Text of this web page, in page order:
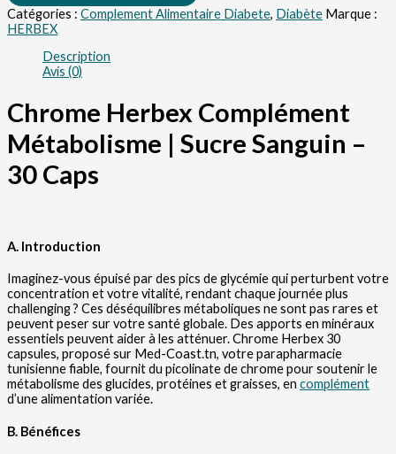
Catégories : Complement Alimentaire Diabete, Diabète Marque :
HERBEX
Description
Avis (0)
Chrome Herbex Complément
Métabolisme | Sucre Sanguin –
30 Caps
A. Introduction
Imaginez-vous épuisé par des pics de glycémie qui perturbent votre
concentration et votre vitalité, rendant chaque journée plus
challenging ? Ces déséquilibres métaboliques ne sont pas rares et
peuvent peser sur votre santé globale. Des apports en minéraux
essentiels peuvent aider à les atténuer. Chrome Herbex 30
capsules, proposé sur Med-Coast.tn, votre parapharmacie
tunisienne fiable, fournit du picolinate de chrome pour soutenir le
métabolisme des glucides, protéines et graisses, en complément
d’une alimentation variée.
B. Bénéfices